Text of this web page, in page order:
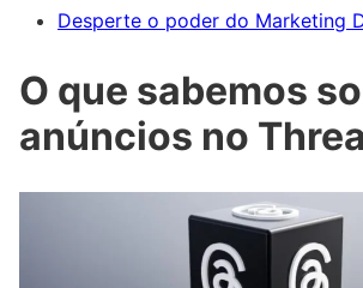
Desperte o poder do Marketing
O que sabemos
anúncios no